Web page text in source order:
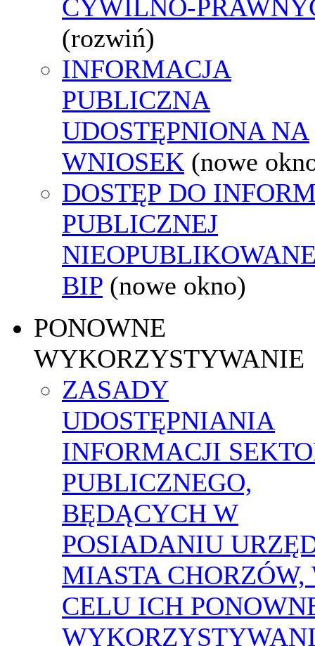
CYWILNO-
(rozwiń)
INFORMACJA
PUBLICZNA
UDOSTĘPNIONA NA
WNIOSEK (nowe
DOSTĘP DO
PUBLICZNEJ
BIP (nowe okno)
PONOWNE
WYKORZYSTYWANIE
ZASADY
UDOSTĘPNIANIA
INFORMACJI
PUBLICZNEGO,
BĘDĄCYCH W
POSIADANIU
MIASTA CHORZÓW,
CELU ICH